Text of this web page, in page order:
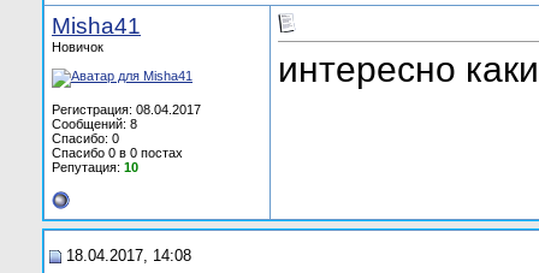
Misha41
Новичок
Регистрация: 08.04.2017
Сообщений: 8
Спасибо: 0
Спасибо 0 в 0 постах
Репутация: 10
интересно
18.04.2017, 14:08